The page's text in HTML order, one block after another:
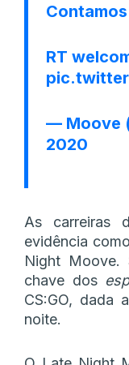
RT
— Moove
2020
As carreiras
evidência
Night Moove.
chave dos
CS:GO, dada
noite.